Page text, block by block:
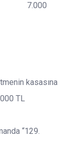
7.000
kasasına
TL
“129.